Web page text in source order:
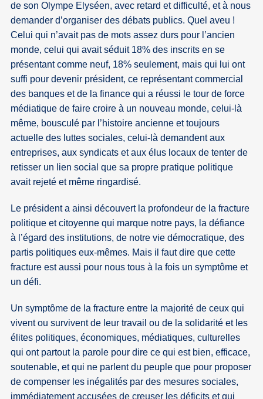
de son Olympe Elyséen, avec retard et difficulté, et à nous
demander d’organiser des débats publics. Quel aveu !
Celui qui n’avait pas de mots assez durs pour l’ancien
monde, celui qui avait séduit 18% des inscrits en se
présentant comme neuf, 18% seulement, mais qui lui ont
suffi pour devenir président, ce représentant commercial
des banques et de la finance qui a réussi le tour de force
médiatique de faire croire à un nouveau monde, celui-là
même, bousculé par l’histoire ancienne et toujours
actuelle des luttes sociales, celui-là demandent aux
entreprises, aux syndicats et aux élus locaux de tenter de
retisser un lien social que sa propre pratique politique
avait rejeté et même ringardisé.
Le président a ainsi découvert la profondeur de la fracture
politique et citoyenne qui marque notre pays, la défiance
à l’égard des institutions, de notre vie démocratique, des
partis politiques eux-mêmes. Mais il faut dire que cette
fracture est aussi pour nous tous à la fois un symptôme et
un défi.
Un symptôme de la fracture entre la majorité de ceux qui
vivent ou survivent de leur travail ou de la solidarité et les
élites politiques, économiques, médiatiques, culturelles
qui ont partout la parole pour dire ce qui est bien, efficace,
soutenable, et qui ne parlent du peuple que pour proposer
de compenser les inégalités par des mesures sociales,
immédiatement accusées de creuser les déficits et qui